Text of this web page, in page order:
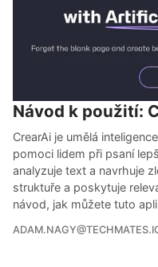
Návod k použití:
CrearAi je umělá
pomoci lidem při psaní
analyzuje text a navrhuje
struktuře a poskytuje
návod, jak můžete tuto